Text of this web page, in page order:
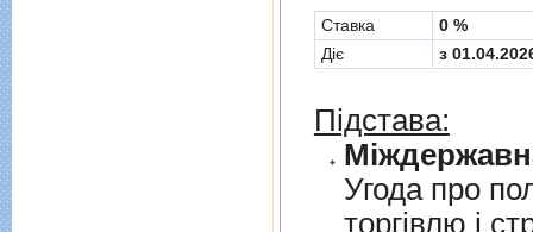
Cтавка
0 %
Діє
з
Підстава:
Угода про
торгiвлю i